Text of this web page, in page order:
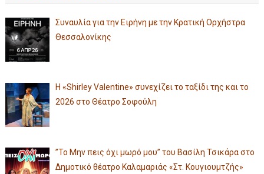
Συναυλία για την Ειρήνη με την Κρατική Ορχήστρα
Θεσσαλονίκης
Η «Shirley Valentine» συνεχίζει το ταξίδι της και το
2026 στο Θέατρο Σοφούλη
”Το Μην πεις όχι μωρό μου” του Βασίλη Τσικάρα στο
Δημοτικό θέατρο Καλαμαριάς «Στ. Κουγιουμτζής»